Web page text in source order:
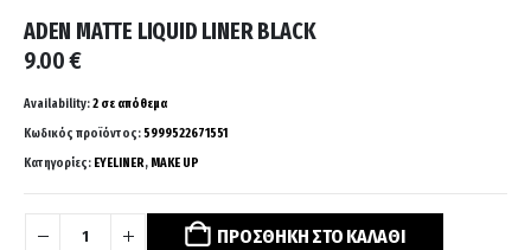
ADEN MATTE LIQUID LINER BLACK
9.00€
Availability:2 σε απόθεμα
Κωδικός προϊόντος:5999522671551
Κατηγορίες: EYELINER, MAKE UP
ΠΡΟΣΘΉΚΗ ΣΤΟ ΚΑΛΆΘΙ